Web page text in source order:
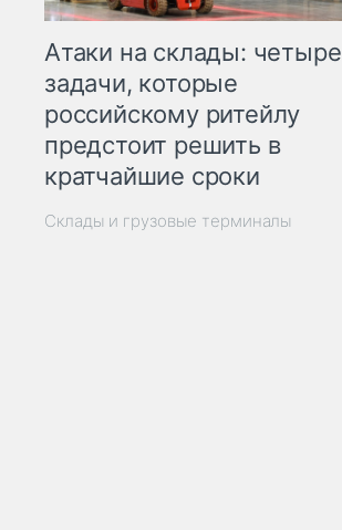
Атаки на склады: четыре
задачи, которые
российскому ритейлу
предстоит решить в
кратчайшие сроки
Склады и грузовые терминалы